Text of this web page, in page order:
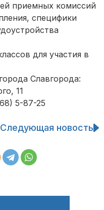
приемных комиссий
специфики
для участия в
Славгорода:
11
5-87-25
Следующая новость